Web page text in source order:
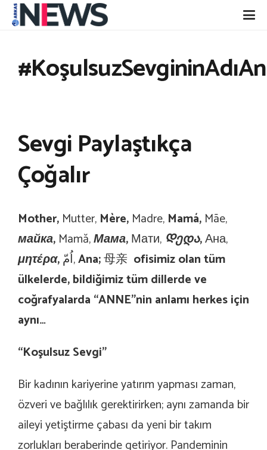
Sevgi Paylaştıkça
Çoğalır
Mother, Mutter, Mère, Madre, Mamá, Mãe,
майка, Mamă,Мама,Мати, Დედა,Ана,
μητέρα,
اُمّ,Ana;母亲 ofisimiz olan tüm
ülkelerde, bildiğimiz tüm dillerde ve
coğrafyalarda “ANNE”nin anlamı herkes için
aynı…
“Koşulsuz Sevgi”
Bir kadının kariyerine yatırım yapması zaman,
özveri ve bağlılık gerektirirken; aynı zamanda bir
aileyi yetiştirme çabası da yeni bir takım
zorlukları beraberinde getiriyor. Pandeminin